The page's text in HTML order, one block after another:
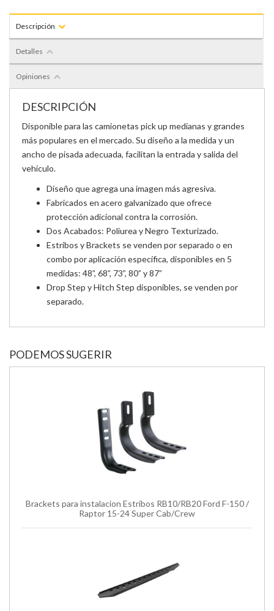
Descripción
Detalles
Opiniones
DESCRIPCIÓN
Disponible para las camionetas pick up medianas y grandes
más populares en el mercado. Su diseño a la medida y un
ancho de pisada adecuada, facilitan la entrada y salida del
vehículo.
Diseño que agrega una imagen más agresiva.
Fabricados en acero galvanizado que ofrece
protección adicional contra la corrosión.
Dos Acabados: Poliurea y Negro Texturizado.
Estribos y Brackets se venden por separado o en
combo por aplicación específica, disponibles en 5
medidas: 48”, 68”, 73”, 80” y 87”
Drop Step y Hitch Step disponibles, se venden por
separado.
PODEMOS SUGERIR
Brackets para instalacion Estribos RB10/RB20 Ford F-150 /
Raptor 15-24 Super Cab/Crew